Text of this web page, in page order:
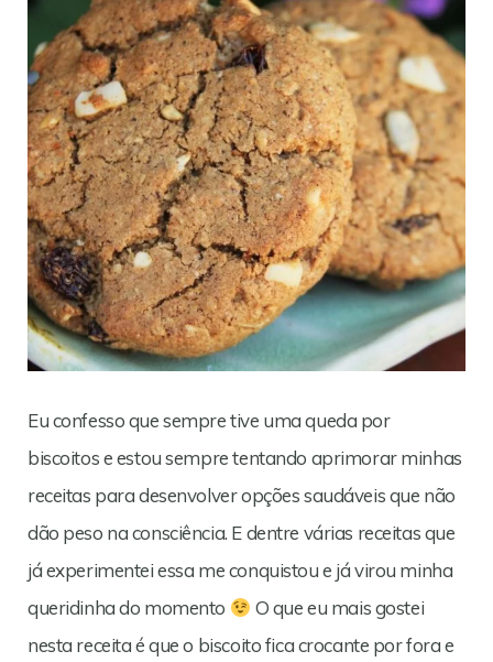
Eu confesso que sempre tive uma queda por
biscoitos e estou sempre tentando aprimorar minhas
receitas para desenvolver opções saudáveis que não
dão peso na consciência. E dentre várias receitas que
já experimentei essa me conquistou e já virou minha
queridinha do momento
O que eu mais gostei
nesta receita é que o biscoito fica crocante por fora e